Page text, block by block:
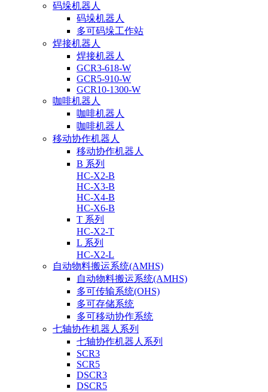
码垛机器人
码垛机器人
多可码垛工作站
焊接机器人
焊接机器人
GCR3-618-W
GCR5-910-W
GCR10-1300-W
咖啡机器人
咖啡机器人
咖啡机器人
移动协作机器人
移动协作机器人
B 系列
HC-X2-B
HC-X3-B
HC-X4-B
HC-X6-B
T 系列
HC-X2-T
L 系列
HC-X2-L
自动物料搬运系统(AMHS)
自动物料搬运系统(AMHS)
多可传输系统(OHS)
多可存储系统
多可移动协作系统
七轴协作机器人系列
七轴协作机器人系列
SCR3
SCR5
DSCR3
DSCR5